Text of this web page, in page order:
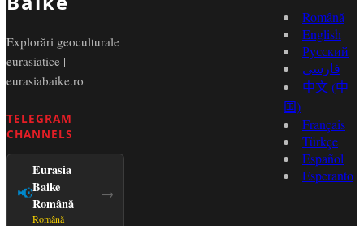
Explorări geoculturale
eurasiatice |
eurasiabaike.ro
TELEGRAM
CHANNELS
📢
Eurasia
Baike
Română
Română
→
Română
English
Русский
فارسی
中文 (中
国)
Français
Türkçe
Español
Esperanto